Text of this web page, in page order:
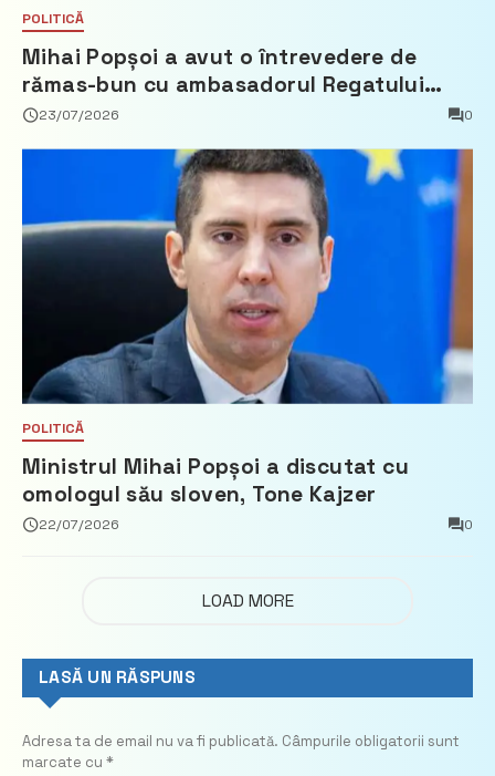
POLITICĂ
Mihai Popșoi a avut o întrevedere de
rămas-bun cu ambasadorul Regatului
Țărilor de Jos, Fred Duijn
23/07/2026 0
POLITICĂ
Ministrul Mihai Popșoi a discutat cu
omologul său sloven, Tone Kajzer
22/07/2026 0
LOAD MORE
LASĂ UN RĂSPUNS
Adresa ta de email nu va fi publicată. Câmpurile obligatorii sunt
marcate cu *